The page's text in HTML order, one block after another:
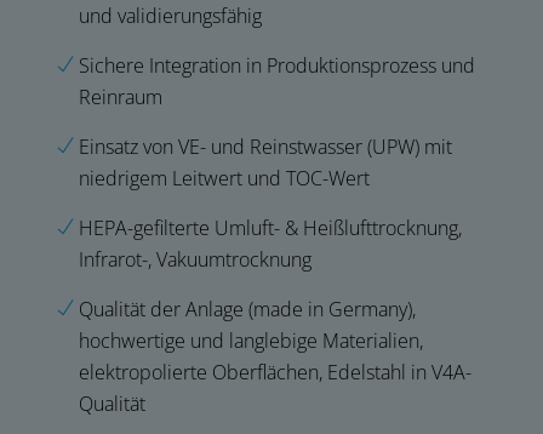
und validierungsfähig
Sichere Integration in Produktionsprozess und
Reinraum
Einsatz von VE- und Reinstwasser (UPW) mit
niedrigem Leitwert und TOC-Wert
HEPA-gefilterte Umluft- & Heißlufttrocknung,
Infrarot-, Vakuumtrocknung
Qualität der Anlage (made in Germany),
hochwertige und langlebige Materialien,
elektropolierte Oberflächen, Edelstahl in V4A-
Qualität